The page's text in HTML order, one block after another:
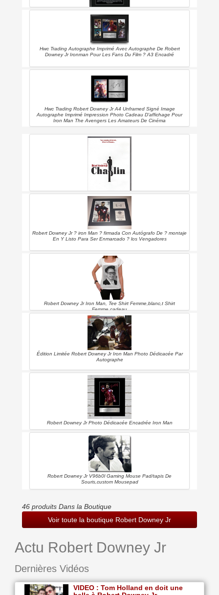
Hwc Trading Iron Man A3 Encadré Signé Image Autographe Imprimé
Impression Photo Cadeau D'affichage Pour Robert Downey Jr
Terrence Howard Gwyneth Paltrow Jeff Bridges Ventilateurs Affiche
Du Film
Hwc Trading Autographe Imprimé Avec Autographe De Robert
Downey Jr Ironman Pour Les Fans Du Film ? A3 Encadré
Hwc Trading Robert Downey Jr A4 Unframed Signé Image
Autographe Imprimé Impression Photo Cadeau D'affichage Pour
Iron Man The Avengers Les Amateurs De Cinéma
Chaplin - Version Longue (robert Downey Jr)
Robert Downey Jr ? iron Man ? firmada Con Autógrafo De ? montaje
En Y Listo Para Ser Enmarcado ? los Vengadores
Robert Downey Jr Iron Man, Tee Shirt Femme,blanc,t Shirt
Femme,cadeau
Édition Limitée Robert Downey Jr Iron Man Photo Dédicacée Par
Autographe
Robert Downey Jr Photo Dédicacée Encadrée Iron Man
Robert Downey Jr V96b0l Gaming Mouse Pad/tapis De
Souris,custom Mousepad
46 produits Dans la Boutique
Voir toute la boutique Robert Downey Jr
Actu Robert Downey Jr
Dernières Vidéos
VIDEO : Tom Holland en doit une